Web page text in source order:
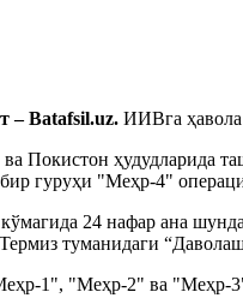
– Batafsil.uz. ИИВга ҳавола
Покистон ҳудудларида
гуруҳи "Меҳр-4"
24 нафар ана
туманидаги
1", "Меҳр-2" ва "Меҳр-3"